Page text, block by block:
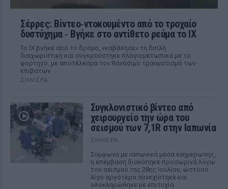
Σέρρες: Βίντεο‑ντοκουμέντο από το τροχαίο
δυστύχημα ‑ Βγήκε στο αντίθετο ρεύμα το ΙΧ
Το ΙΧ βγήκε από το δρόμο, «καβάλησε» τη διπλή
διαχωριστική και συγκρούστηκε πλαγιομετωπικά με το
φορτηγό, με αποτέλεσμα τον θανάσιμο τραυματισμό των
επιβατών
ΣΉΜΕΡΑ
Συγκλονιστικό βίντεο από
χειρουργείο την ώρα του
σεισμού των 7,1R στην Ιαπωνία
ΣΉΜΕΡΑ
Σύμφωνα με ιαπωνικά μέσα ενημέρωσης,
η επέμβαση διακόπηκε προσωρινά λόγω
του σεισμού της 28ης Ιουλίου, ωστόσο
λίγο αργότερα συνεχίστηκε και
ολοκληρώθηκε με επιτυχία